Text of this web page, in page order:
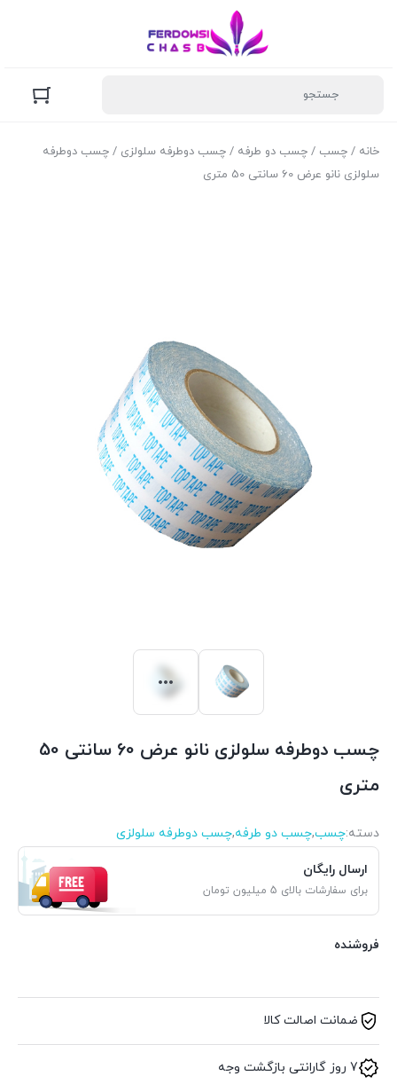
خانه / چسب / چسب دو طرفه / چسب دوطرفه سلولزی / چسب دوطرفه
سلولزی نانو عرض 60 سانتی 50 متری
چسب دوطرفه سلولزی نانو عرض 60 سانتی 50
متری
دسته:چسب,چسب دو طرفه,چسب دوطرفه سلولزی
ارسال رایگان
برای سفارشات بالای 5 میلیون تومان
فروشنده
ضمانت اصالت کالا
7 روز گارانتی بازگشت وجه